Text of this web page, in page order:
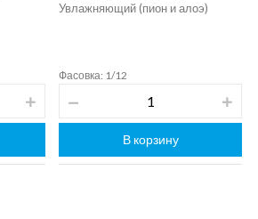
Увлажняющий (пион и алоэ)
Фасовка: 1/12
В корзину